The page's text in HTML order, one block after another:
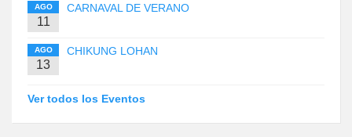
AGO
11
CARNAVAL DE VERANO
AGO
13
CHIKUNG LOHAN
Ver todos los Eventos